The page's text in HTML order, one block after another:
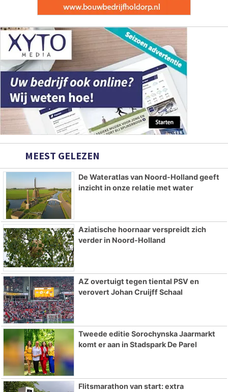
MEEST GELEZEN
De Wateratlas van Noord-Holland geeft
inzicht in onze relatie met water
Aziatische hoornaar verspreidt zich
verder in Noord-Holland
AZ overtuigt tegen tiental PSV en
verovert Johan Cruijff Schaal
Tweede editie Sorochynska Jaarmarkt
komt er aan in Stadspark De Parel
Flitsmarathon van start: extra